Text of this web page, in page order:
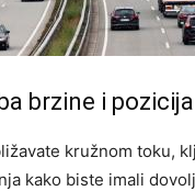
brzine i
kružnom toku,
kako biste imali